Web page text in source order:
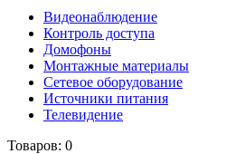
Видеонаблюдение
Контроль доступа
Домофоны
Монтажные материалы
Сетевое оборудование
Источники питания
Телевидение
Товаров: 0